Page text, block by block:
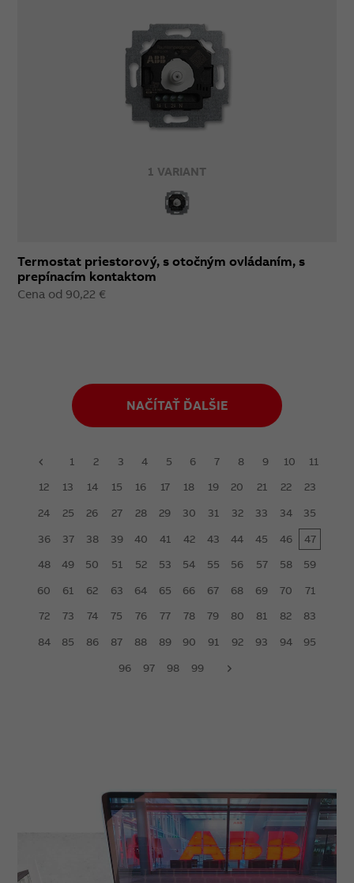
1 VARIANT
Termostat priestorový, s otočným ovládaním, s
prepínacím kontaktom
Cena od 90,22 €
NAČÍTAŤ ĎALŠIE
1 2 3 4 5 6 7 8 9 10
11
12
13 14 15 16 17 18 19 20 21 22
23
24
25 26 27 28 29 30 31 32 33 34
35
36
37 38 39 40 41 42 43 44 45 46
47
48
49 50 51 52 53 54 55 56 57 58
59
60
61 62 63 64 65 66 67 68 69 70
71
72
73 74 75 76 77 78 79 80 81 82
83
84
85 86 87 88 89 90 91 92 93 94
95
96
97 98
99